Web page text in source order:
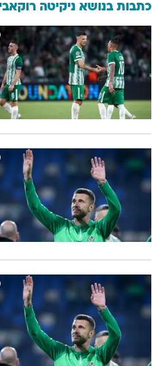
כתבות בנושא ניקיטה